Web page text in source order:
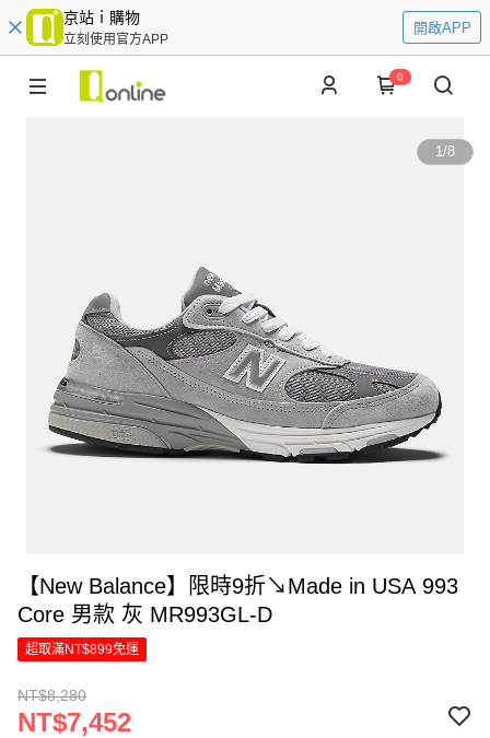
京站ｉ購物
立刻使用官方APP
開啟APP
0
1/8
【New Balance】限時9折↘Made in USA 993
Core 男款 灰 MR993GL-D
超取滿NT$899免運
NT$8,280
NT$7,452